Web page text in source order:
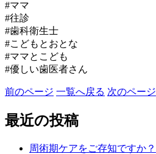
#ママ
#往診
#歯科衛生士
#こどもとおとな
#ママとこども
#優しい歯医者さん
前のページ 一覧へ戻る 次のページ
最近の投稿
周術期ケアをご存知ですか？